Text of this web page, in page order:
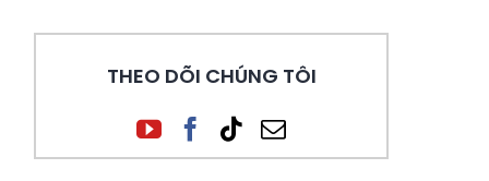
THEO DÕI CHÚNG TÔI